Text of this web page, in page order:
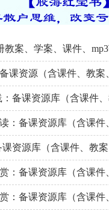
教案、学案、课件、
课资源（含课件、教案
备课资源库（含课件、
：备课资源库（含课件
资源库（含课件、教案
：备课资源库（含课件
：备课资源库（含课件